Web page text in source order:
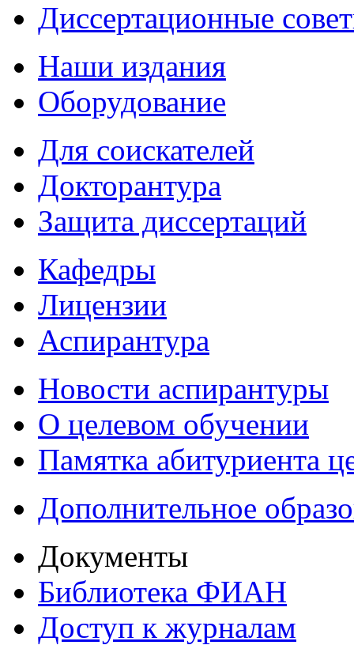
Диссертационные
Наши издания
Оборудование
Для соискателей
Докторантура
Защита диссертаций
Кафедры
Лицензии
Аспирантура
Новости аспирантуры
О целевом обучении
Памятка абитуриента
Дополнительное
Документы
Библиотека ФИАН
Доступ к журналам